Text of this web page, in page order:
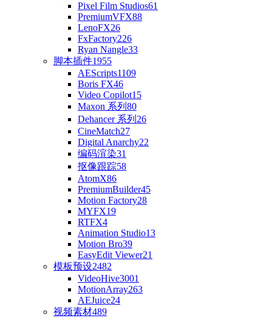
Pixel Film Studios61
PremiumVFX88
LenoFX26
FxFactory226
Ryan Nangle33
脚本插件1955
AEScripts1109
Boris FX46
Video Copilot15
Maxon 系列 80
Dehancer 系列 26
CineMatch27
Digital Anarchy22
编码渲染31
抠像跟踪58
AtomX86
PremiumBuilder45
Motion Factory28
MYFX19
RTFX4
Animation Studio13
Motion Bro39
EasyEdit Viewer21
模板预设2482
VideoHive3001
MotionArray263
AEJuice24
视频素材489